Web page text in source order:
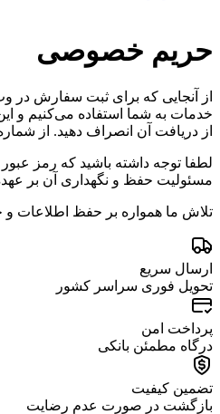
حریم خصوصی
از آنجایی که برای ثبت سفارش در
خدمات به شما استفاده می‌کنیم و
از دریافت آن انصراف دهید. از
لطفا توجه داشته باشید که رمز
مسئولیت حفظ و نگهداری آن بر
تلاش ما همواره بر حفظ اطلاعات و
ارسال سریع
تحویل فوری سراسر کشور
پرداخت امن
درگاه مطمئن بانکی
تضمین کیفیت
بازگشت در صورت عدم رضایت